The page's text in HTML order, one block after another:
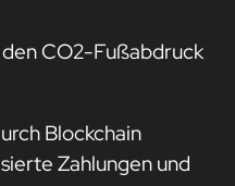
CO2-Fußabdruck
Blockchain
Zahlungen und